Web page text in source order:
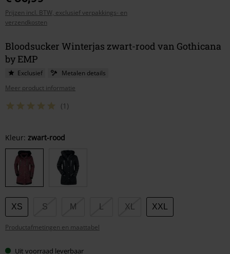
Prijzen incl. BTW, exclusief verpakkings- en
verzendkosten
Bloodsucker Winterjas zwart-rood van Gothicana
by EMP
Exclusief
Metalen details
Meer product informatie
(1)
Kies
je
maat
Kleur: zwart-rood
XS S M XL XXL
Productafmetingen en maattabel
Uit voorraad leverbaar